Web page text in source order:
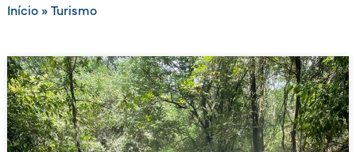
Início» Turismo